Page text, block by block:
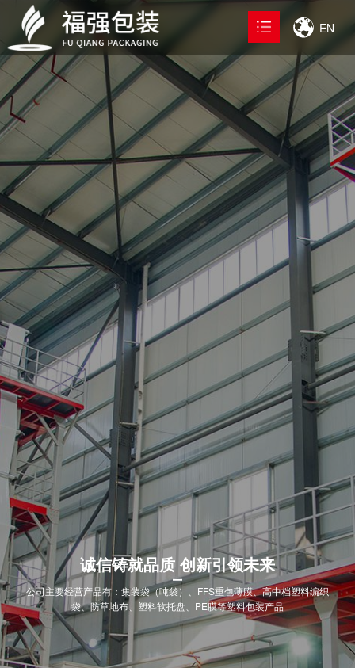
首页
产品中心 
解决方案
工厂展示 
关于我们
新闻中心
联系我们
EN
诚信铸就品质 创新引领未来
公司主要经营产品有：集装袋（吨袋）、FFS重包薄膜、高中档塑料编织
袋、防草地布、塑料软托盘、PE膜等塑料包装产品